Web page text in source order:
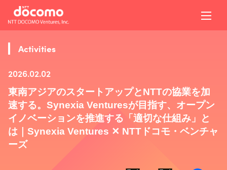
Activities
2026.02.02
東南アジアのスタートアップとNTTの協業を加
速する。Synexia Venturesが目指す、オープン
イノベーションを推進する「適切な仕組み」と
は｜Synexia Ventures ✕ NTTドコモ・ベンチャ
ーズ